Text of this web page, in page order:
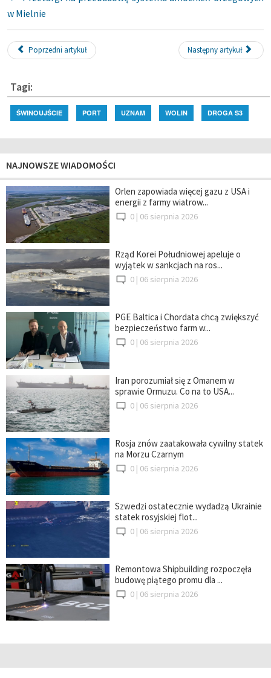
w Mielnie
Poprzedni artykuł Następny artykuł
Tagi:
ŚWINOUJŚCIE PORT UZNAM WOLIN DROGA S3
NAJNOWSZE WIADOMOŚCI
Orlen zapowiada więcej gazu z USA i
energii z farmy wiatrow...
0 | 06 sierpnia 2026
Rząd Korei Południowej apeluje o
wyjątek w sankcjach na ros...
0 | 06 sierpnia 2026
PGE Baltica i Chordata chcą zwiększyć
bezpieczeństwo farm w...
0 | 06 sierpnia 2026
Iran porozumiał się z Omanem w
sprawie Ormuzu. Co na to USA...
0 | 06 sierpnia 2026
Rosja znów zaatakowała cywilny statek
na Morzu Czarnym
0 | 06 sierpnia 2026
Szwedzi ostatecznie wydadzą Ukrainie
statek rosyjskiej flot...
0 | 06 sierpnia 2026
Remontowa Shipbuilding rozpoczęła
budowę piątego promu dla ...
0 | 06 sierpnia 2026